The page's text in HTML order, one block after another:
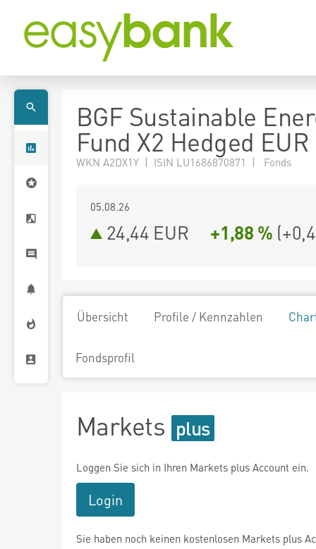
BGF Sustainable
Fund X2 Hedged EUR
WKN A2DX1Y | ISIN LU1686870871 | Fonds
05.08.26
24,44 EUR +1,88 % (
Übersicht Profile / Kennzahlen
Fondsprofil
Markets
Loggen Sie sich in Ihren Markets plus Account ein.
Login
Sie haben noch keinen kostenlosen Markets plus